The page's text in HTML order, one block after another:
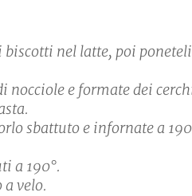
biscotti nel latte, poi poneteli
nocciole e formate dei
sbattuto e infornate a
a 190°.
a velo.